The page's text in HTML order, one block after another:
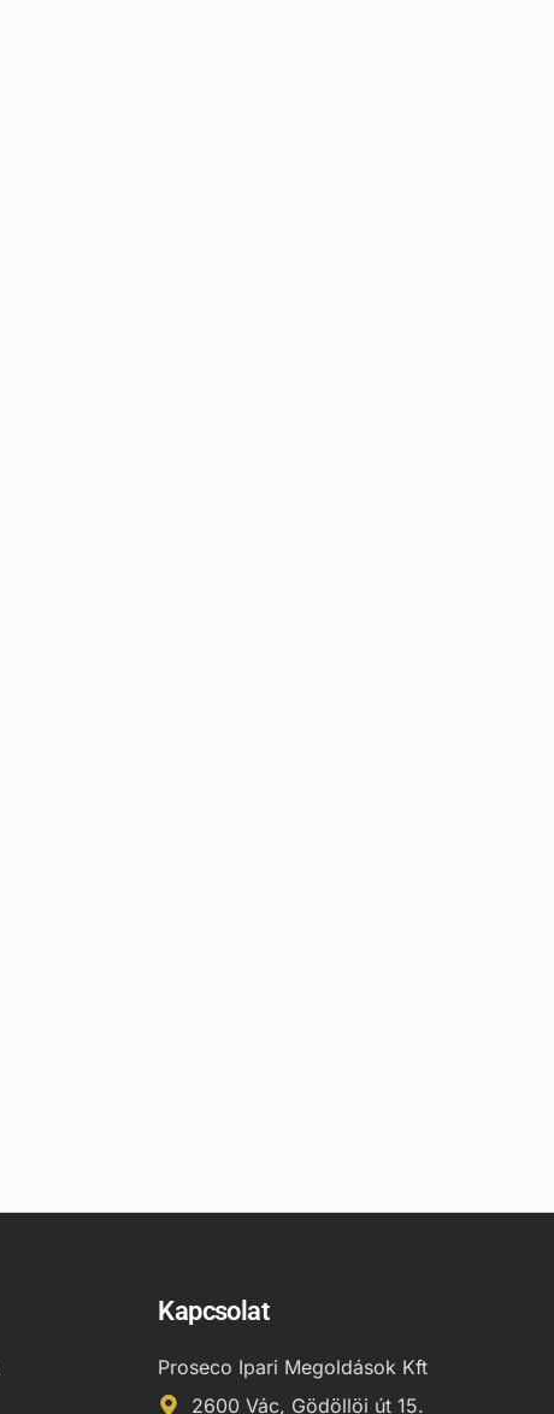
Kapcsolat
Proseco Ipari Megoldások Kft
2600 Vác, Gödöllöi út 15.